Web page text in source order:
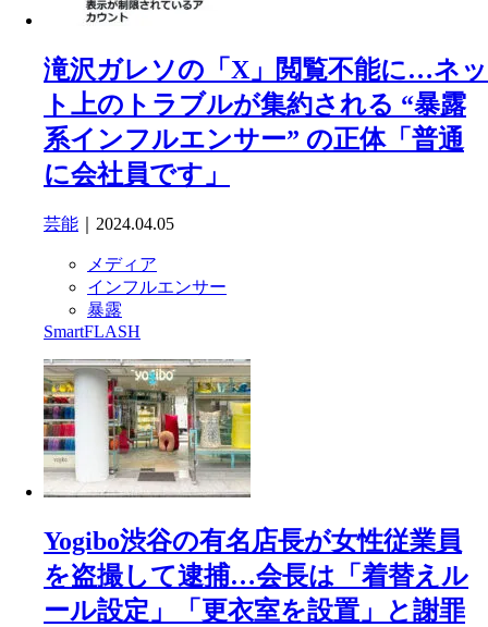
滝沢ガレソの「X」閲覧不能に…ネッ
ト上のトラブルが集約される “暴露
系インフルエンサー” の正体「普通
に会社員です」
芸能 ｜2024.04.05
メディア
インフルエンサー
暴露
SmartFLASH
Yogibo渋谷の有名店長が女性従業員
を盗撮して逮捕…会長は「着替えル
ール設定」「更衣室を設置」と謝罪